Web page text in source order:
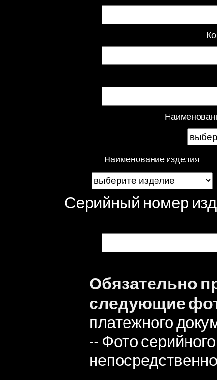
Наименование изделия
Серийный номер
Обязательно
следующие
платежного
-- Фото